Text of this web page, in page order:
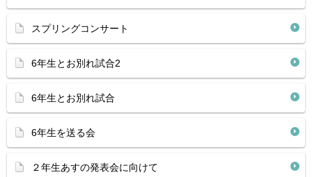
スプリングコンサート
6年生とお別れ試合2
6年生とお別れ試合
6年生を送る会
２年生あすの発表会に向けて